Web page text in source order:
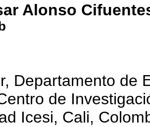
Alonso
b
Departamento de
de
Icesi, Cali,